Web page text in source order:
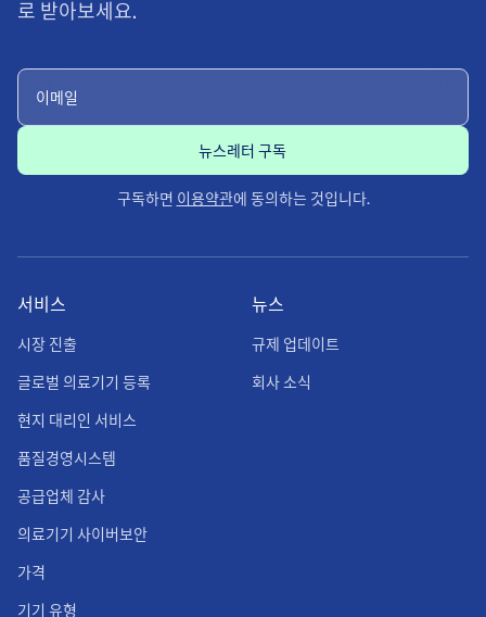
로 받아보세요.
구독하면 이용약관에 동의하는 것입니다.
뉴스
규제 업데이트
회사 소식
서비스
시장 진출
글로벌 의료기기 등록
현지 대리인 서비스
품질경영시스템
공급업체 감사
의료기기 사이버보안
가격
기기 유형